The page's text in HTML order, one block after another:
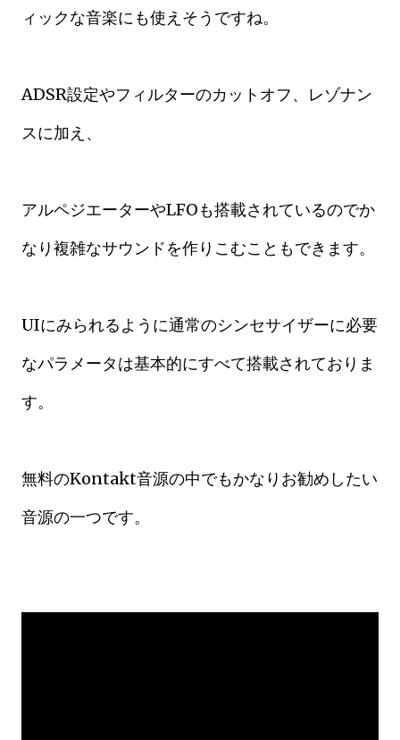
ィックな音楽にも使えそうですね。
ADSR設定やフィルターのカットオフ、レゾナン
スに加え、
アルペジエーターやLFOも搭載されているのでか
なり複雑なサウンドを作りこむこともできます。
UIにみられるように通常のシンセサイザーに必要
なパラメータは基本的にすべて搭載されておりま
す。
無料のKontakt音源の中でもかなりお勧めしたい
音源の一つです。